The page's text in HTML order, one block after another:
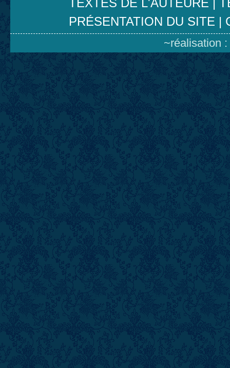
TEXTES DE L'AUTEURE
PRÉSENTATION DU SITE |
~réalisation